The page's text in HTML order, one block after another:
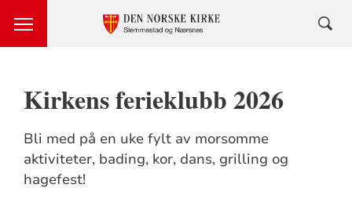
Kirkens ferieklubb 2026
Bli med på en uke fylt av morsomme
aktiviteter, bading, kor, dans, grilling og
hagefest!